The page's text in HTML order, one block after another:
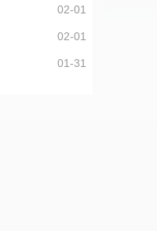
02-01
02-01
01-31